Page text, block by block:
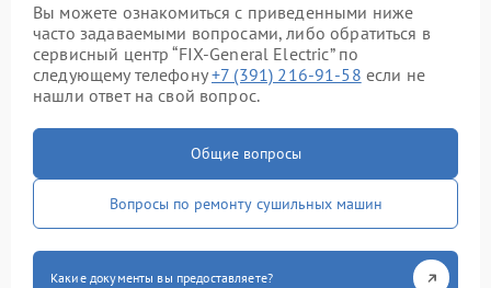
Вы можете ознакомиться с приведенными ниже
часто задаваемыми вопросами, либо обратиться в
сервисный центр “FIX-General Electric” по
следующему телефону+7 (391) 216-91-58 если не
нашли ответ на свой вопрос.
Общие вопросы
Вопросы по ремонту сушильных машин
Какие документы вы предоставляете?